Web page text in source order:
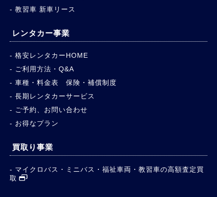
教習車 新車リース
レンタカー事業
格安レンタカーHOME
ご利用方法・Q&A
車種・料金表 保険・補償制度
長期レンタカーサービス
ご予約、お問い合わせ
お得なプラン
買取り事業
マイクロバス・ミニバス・福祉車両・教習車の高額査定買
取